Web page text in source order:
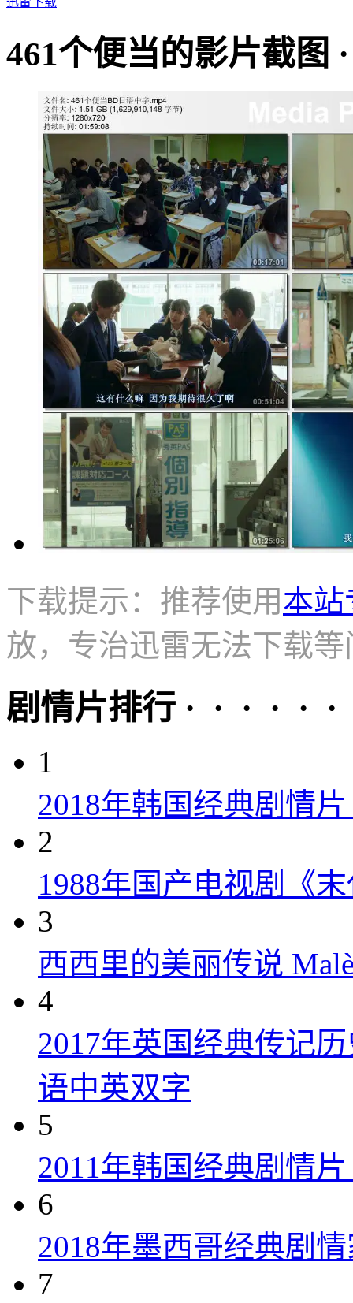
461个便当的影片截图 ·
下载提示：推荐使用本站
放，专治迅雷无法下载等
剧情片排行 · · · · · ·
1
2018年韩国经典剧情
2
1988年国产电视剧《
3
西西里的美丽传说
4
2017年英国经典传记
语中英双字
5
2011年韩国经典剧情
6
2018年墨西哥经典剧
7